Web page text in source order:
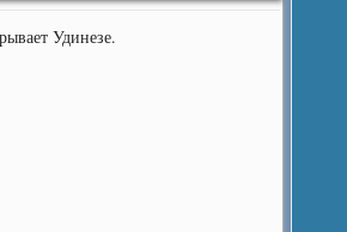
Удинезе.